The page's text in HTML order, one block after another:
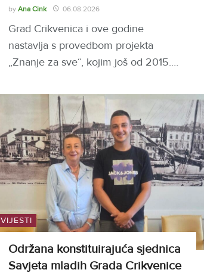
by Ana Cink 06.08.2026
Grad Crikvenica i ove godine
nastavlja s provedbom projekta
„Znanje za sve“, kojim još od 2015.…
VIJESTI
Održana konstituirajuća sjednica
Savjeta mladih Grada Crikvenice